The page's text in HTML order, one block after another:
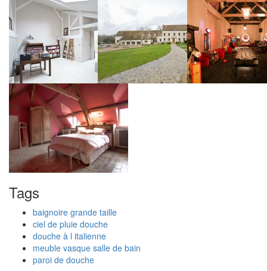
Tags
baignoire grande taille
ciel de pluie douche
douche à l italienne
meuble vasque salle de bain
paroi de douche